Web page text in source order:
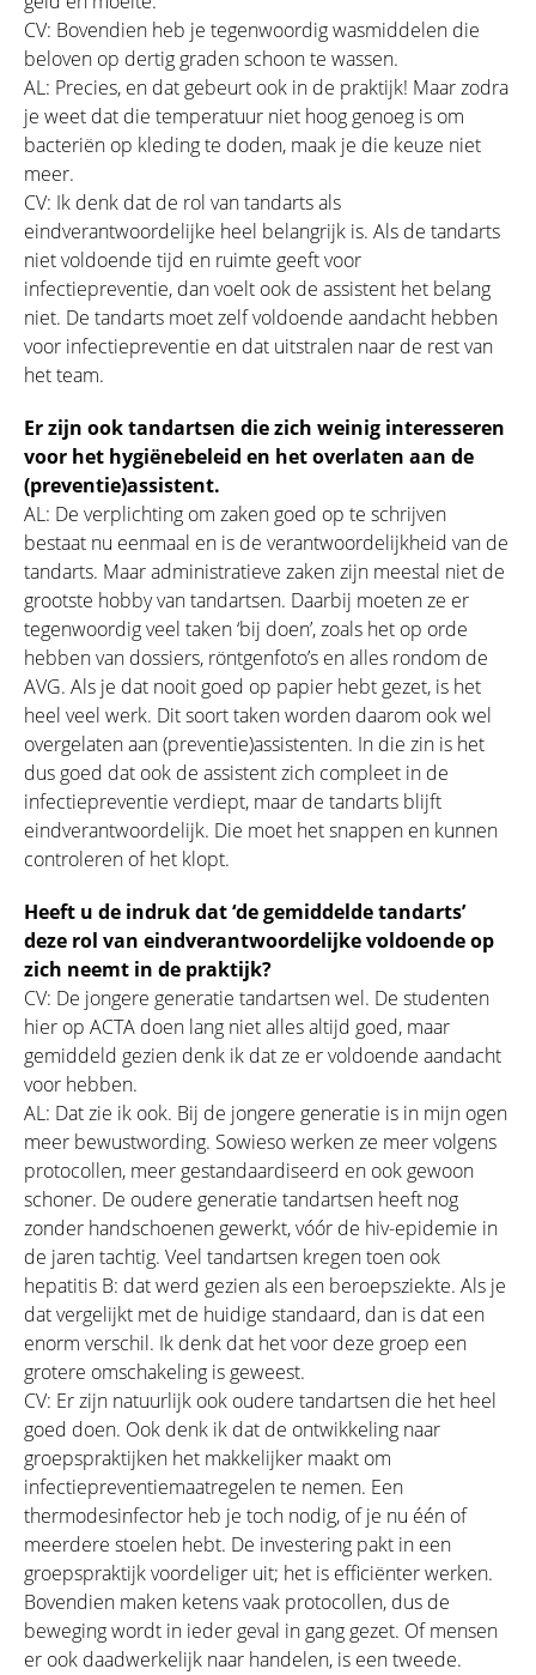
CV: Bovendien heb je tegenwoordig wasmiddelen die
beloven op dertig graden schoon te wassen.
AL: Precies, en dat gebeurt ook in de praktijk! Maar zodra
je weet dat die temperatuur niet hoog genoeg is om
bacteriën op kleding te doden, maak je die keuze niet
meer.
CV: Ik denk dat de rol van tandarts als
eindverantwoordelijke heel belangrijk is. Als de tandarts
niet voldoende tijd en ruimte geeft voor
infectiepreventie, dan voelt ook de assistent het belang
niet. De tandarts moet zelf voldoende aandacht hebben
voor infectiepreventie en dat uitstralen naar de rest van
het team.
Er zijn ook tandartsen die zich weinig interesseren
voor het hygiënebeleid en het overlaten aan de
(preventie)assistent.
AL: De verplichting om zaken goed op te schrijven
bestaat nu eenmaal en is de verantwoordelijkheid van de
tandarts. Maar administratieve zaken zijn meestal niet de
grootste hobby van tandartsen. Daarbij moeten ze er
tegenwoordig veel taken ‘bij doen’, zoals het op orde
hebben van dossiers, röntgenfoto’s en alles rondom de
AVG. Als je dat nooit goed op papier hebt gezet, is het
heel veel werk. Dit soort taken worden daarom ook wel
overgelaten aan (preventie)assistenten. In die zin is het
dus goed dat ook de assistent zich compleet in de
infectiepreventie verdiept, maar de tandarts blijft
eindverantwoordelijk. Die moet het snappen en kunnen
controleren of het klopt.
Heeft u de indruk dat ‘de gemiddelde tandarts’
deze rol van eindverantwoordelijke voldoende op
zich neemt in de praktijk?
CV: De jongere generatie tandartsen wel. De studenten
hier op ACTA doen lang niet alles altijd goed, maar
gemiddeld gezien denk ik dat ze er voldoende aandacht
voor hebben.
AL: Dat zie ik ook. Bij de jongere generatie is in mijn ogen
meer bewustwording. Sowieso werken ze meer volgens
protocollen, meer gestandaardiseerd en ook gewoon
schoner. De oudere generatie tandartsen heeft nog
zonder handschoenen gewerkt, vóór de hiv-epidemie in
de jaren tachtig. Veel tandartsen kregen toen ook
hepatitis B: dat werd gezien als een beroepsziekte. Als je
dat vergelijkt met de huidige standaard, dan is dat een
enorm verschil. Ik denk dat het voor deze groep een
grotere omschakeling is geweest.
CV: Er zijn natuurlijk ook oudere tandartsen die het heel
goed doen. Ook denk ik dat de ontwikkeling naar
groepspraktijken het makkelijker maakt om
infectiepreventiemaatregelen te nemen. Een
thermodesinfector heb je toch nodig, of je nu één of
meerdere stoelen hebt. De investering pakt in een
groepspraktijk voordeliger uit; het is efficiënter werken.
Bovendien maken ketens vaak protocollen, dus de
beweging wordt in ieder geval in gang gezet. Of mensen
er ook daadwerkelijk naar handelen, is een tweede.